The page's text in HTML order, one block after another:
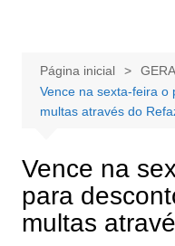
Página inicial
Vence na sexta-feira o
multas através do
Vence na
para
multas